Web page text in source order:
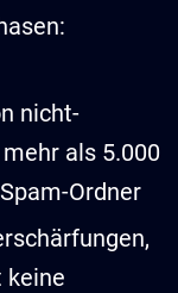
nicht-
als 5.000
Ordner
keine